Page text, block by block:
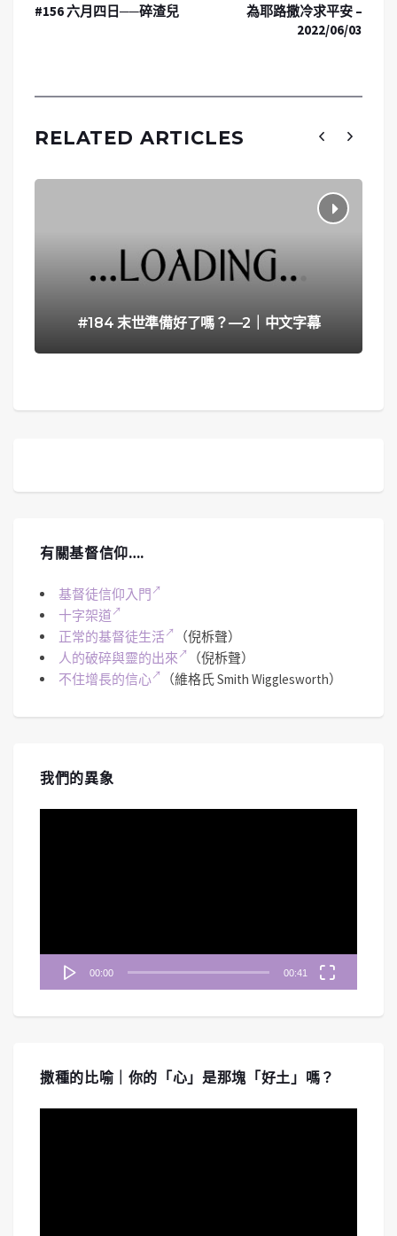
#156 六月四日──碎渣兒
為耶路撒冷求平安 –
2022/06/03
RELATED ARTICLES
#184 末世準備好了嗎？—2｜中文字幕
有關基督信仰….
基督徒信仰入門
十字架道
正常的基督徒生活
（倪柝聲）
人的破碎與靈的出來
（倪柝聲）
不住增長的信心
（維格氏 Smith Wigglesworth）
我們的異象
00:00 00:41
撒種的比喻｜你的「心」是那塊「好土」嗎？